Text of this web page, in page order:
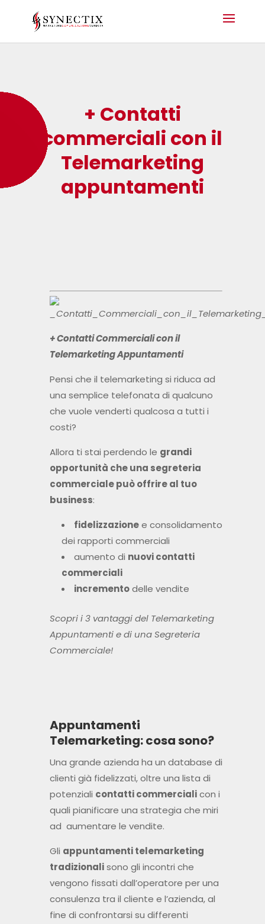
+ Contatti
commerciali con il
Telemarketing
appuntamenti
+ Contatti Commerciali con il
Telemarketing Appuntamenti
Pensi che il telemarketing si riduca ad
una semplice telefonata di qualcuno
che vuole venderti qualcosa a tutti i
costi?
Allora ti stai perdendo le grandi
opportunità che una segreteria
commerciale può offrire al tuo
business:
fidelizzazionee consolidamento
dei rapporti commerciali
aumento di nuovi contatti
commerciali
incrementodelle vendite
Scopri i 3 vantaggi del Telemarketing
Appuntamenti e di una Segreteria
Commerciale!
Appuntamenti
Telemarketing: cosa sono?
Una grande azienda ha un database di
clienti già fidelizzati, oltre una lista di
potenziali contatti commercialicon i
quali pianificare una strategia che miri
ad aumentare le vendite.
Gli appuntamenti telemarketing
tradizionalisono gli incontri che
vengono fissati dall’operatore per una
consulenza tra il cliente e l’azienda, al
fine di confrontarsi su differenti